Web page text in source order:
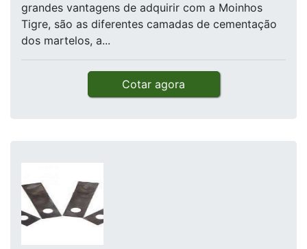
grandes vantagens de adquirir com a Moinhos
Tigre, são as diferentes camadas de cementação
dos martelos, a...
Cotar agora